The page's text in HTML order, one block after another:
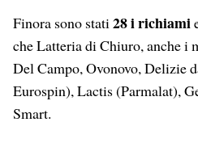
Finora sono stati28 i richiami
che Latteria di Chiuro, anche i
Del Campo, Ovonovo, Delizie
Eurospin), Lactis (Parmalat),
Smart.